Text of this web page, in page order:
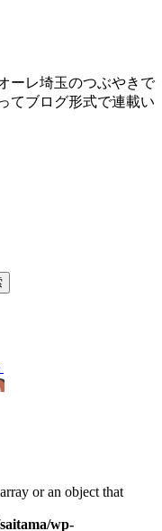
ーレ埼玉のつぶやきで
てブログ形式で連載い
or an object that
wp-